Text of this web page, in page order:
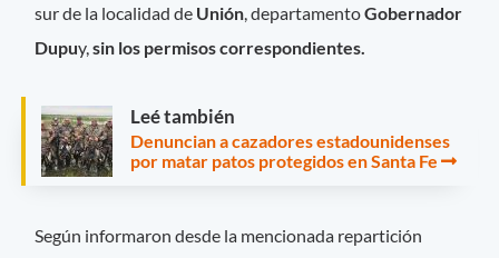
sur de la localidad de Unión , departamentoGobernador
Dupuy,sin los permisos correspondientes.
Leé también
Denuncian a cazadores estadounidenses
por matar patos protegidos en Santa Fe
Según informaron desde la mencionada repartición